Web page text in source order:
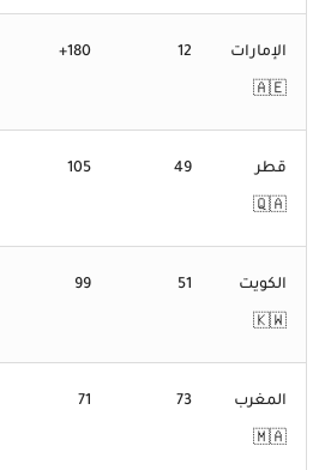
الإمارات
🇦🇪
12
180+
قطر
🇶🇦
49
105
الكويت
🇰🇼
51
99
المغرب
🇲🇦
73
71